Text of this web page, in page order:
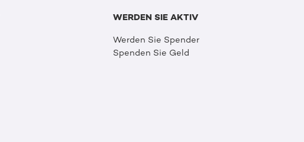
WERDEN SIE AKTIV
Werden Sie Spender
Spenden Sie Geld